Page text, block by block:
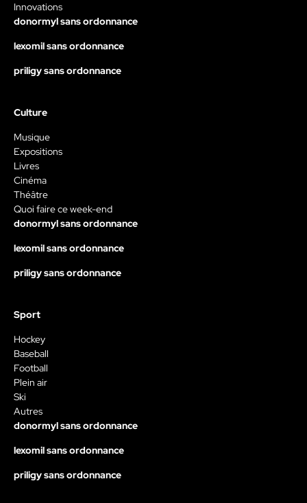
Innovations
donormyl sans ordonnance
lexomil sans ordonnance
priligy sans ordonnance
Culture
Musique
Expositions
Livres
Cinéma
Théâtre
Quoi faire ce week-end
donormyl sans ordonnance
lexomil sans ordonnance
priligy sans ordonnance
Sport
Hockey
Baseball
Football
Plein air
Ski
Autres
donormyl sans ordonnance
lexomil sans ordonnance
priligy sans ordonnance